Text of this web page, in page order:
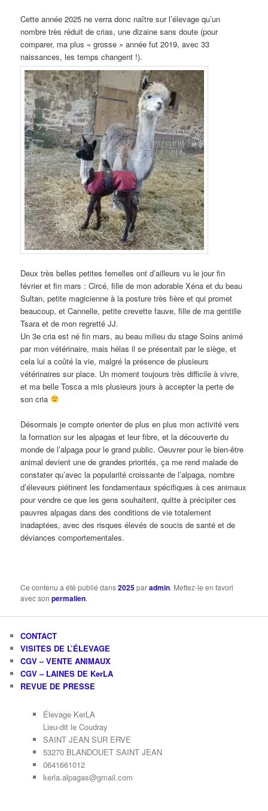
Cette année 2025 ne verra donc naître sur l’élevage qu’un
nombre très réduit de crias, une dizaine sans doute (pour
comparer, ma plus « grosse » année fut 2019, avec 33
naissances, les temps changent !).
Deux très belles petites femelles ont d’ailleurs vu le jour fin
février et fin mars : Circé, fille de mon adorable Xéna et du beau
Sultan, petite magicienne à la posture très fière et qui promet
beaucoup, et Cannelle, petite crevette fauve, fille de ma gentille
Tsara et de mon regretté JJ.
Un 3e cria est né fin mars, au beau milieu du stage Soins animé
par mon vétérinaire, mais hélas il se présentait par le siège, et
cela lui a coûté la vie, malgré la présence de plusieurs
vétérinaires sur place. Un moment toujours très difficile à vivre,
et ma belle Tosca a mis plusieurs jours à accepter la perte de
son cria
Désormais je compte orienter de plus en plus mon activité vers
la formation sur les alpagas et leur fibre, et la découverte du
monde de l’alpaga pour le grand public. Oeuvrer pour le bien-être
animal devient une de grandes priorités, ça me rend malade de
constater qu’avec la popularité croissante de l’alpaga, nombre
d’éleveurs piétinent les fondamentaux spécifiques à ces animaux
pour vendre ce que les gens souhaitent, quitte à précipiter ces
pauvres alpagas dans des conditions de vie totalement
inadaptées, avec des risques élevés de soucis de santé et de
déviances comportementales.
Ce contenu a été publié dans2025paradmin. Mettez-le en favori
avec sonpermalien.
CONTACT
VISITES DE L’ÉLEVAGE
CGV – VENTE ANIMAUX
CGV – LAINES DE KerLA
REVUE DE PRESSE
Élevage KerLA
Lieu-dit le Coudray
SAINT JEAN SUR ERVE
53270 BLANDOUET SAINT JEAN
0641661012
kerla.alpagas@gmail.com